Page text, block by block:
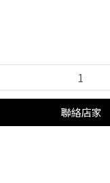
聯絡店家